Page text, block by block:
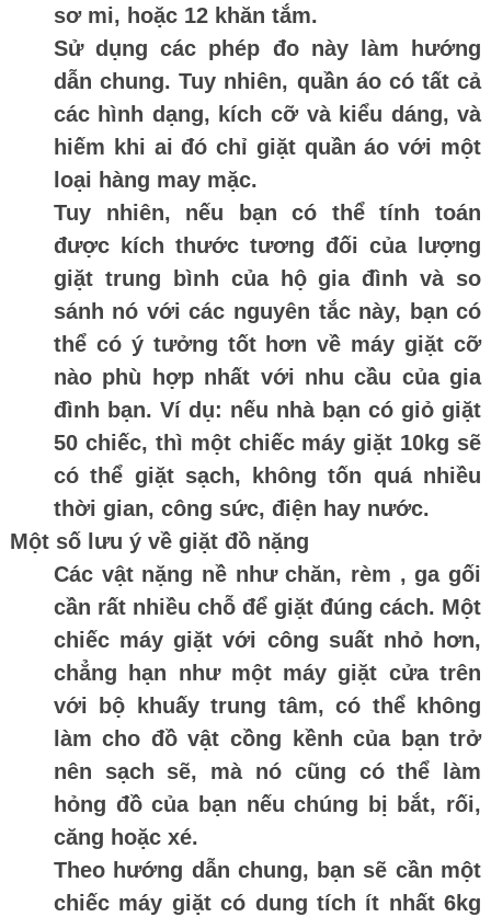
sơ mi, hoặc 12 khăn tắm.
Sử dụng các phép đo này làm hướng
dẫn chung. Tuy nhiên, quần áo có tất cả
các hình dạng, kích cỡ và kiểu dáng, và
hiếm khi ai đó chỉ giặt quần áo với một
loại hàng may mặc.
Tuy nhiên, nếu bạn có thể tính toán
được kích thước tương đối của lượng
giặt trung bình của hộ gia đình và so
sánh nó với các nguyên tắc này, bạn có
thể có ý tưởng tốt hơn về máy giặt cỡ
nào phù hợp nhất với nhu cầu của gia
đình bạn. Ví dụ: nếu nhà bạn có giỏ giặt
50 chiếc, thì một chiếc máy giặt 10kg sẽ
có thể giặt sạch, không tốn quá nhiều
thời gian, công sức, điện hay nước.
Một số lưu ý về giặt đồ nặng
Các vật nặng nề như chăn, rèm , ga gối
cần rất nhiều chỗ để giặt đúng cách. Một
chiếc máy giặt với công suất nhỏ hơn,
chẳng hạn như một máy giặt cửa trên
với bộ khuấy trung tâm, có thể không
làm cho đồ vật cồng kềnh của bạn trở
nên sạch sẽ, mà nó cũng có thể làm
hỏng đồ của bạn nếu chúng bị bắt, rối,
căng hoặc xé.
Theo hướng dẫn chung, bạn sẽ cần một
chiếc máy giặt có dung tích ít nhất 6kg